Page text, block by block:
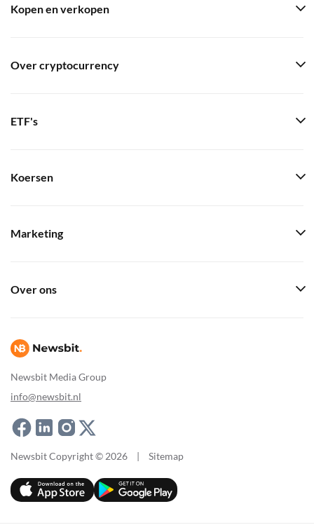
Newsbit Media Group
info@newsbit.nl
Kopen en verkopen
Over cryptocurrency
ETF's
Koersen
Marketing
Over ons
Newsbit Copyright © 2026 | Sitemap